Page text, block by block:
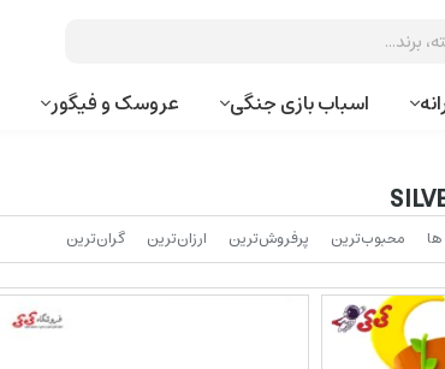
اسباب بازی جنگی عروسک و فیگور
محبوب‌‌ترین پرفروش‌ترین ارزان‌ترین گران‌ترین